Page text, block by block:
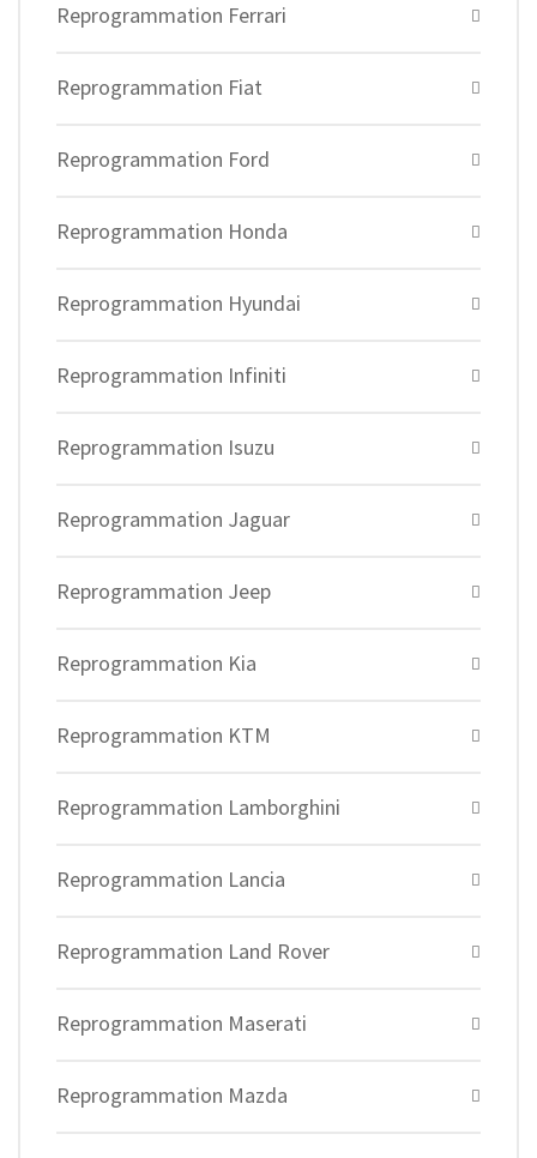
Reprogrammation Ferrari
Reprogrammation Fiat
Reprogrammation Ford
Reprogrammation Honda
Reprogrammation Hyundai
Reprogrammation Infiniti
Reprogrammation Isuzu
Reprogrammation Jaguar
Reprogrammation Jeep
Reprogrammation Kia
Reprogrammation KTM
Reprogrammation Lamborghini
Reprogrammation Lancia
Reprogrammation Land Rover
Reprogrammation Maserati
Reprogrammation Mazda